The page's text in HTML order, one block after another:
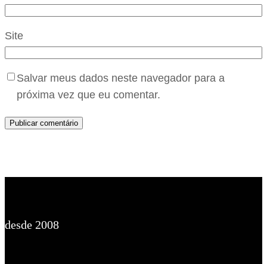
Site
Salvar meus dados neste navegador para a
próxima vez que eu comentar.
desde 2008